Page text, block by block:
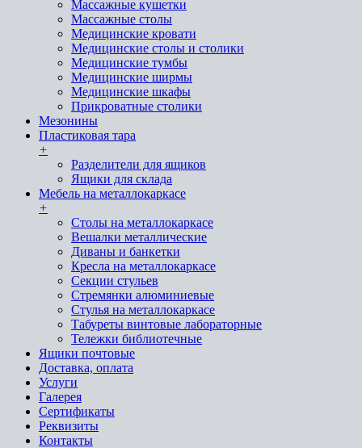
Массажные кушетки
Массажные столы
Медицинские кровати
Медицинские столы и столики
Медицинские тумбы
Медицинские ширмы
Медицинские шкафы
Прикроватные столики
Мезонины
Пластиковая тара
+
Разделители для ящиков
Ящики для склада
Мебель на металлокаркасе
+
Cтолы на металлокаркасе
Вешалки металлические
Диваны и банкетки
Кресла на металлокаркасе
Секции стульев
Стремянки алюминиевые
Стулья на металлокаркасе
Табуреты винтовые лабораторные
Тележки библиотечные
Ящики почтовые
Доставка, оплата
Услуги
Галерея
Сертификаты
Реквизиты
Контакты